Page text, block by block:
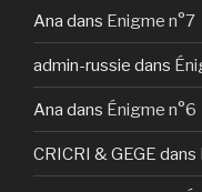
Ana dans Enigme n°7
admin-russie dans
Ana dans Énigme n°6
CRICRI & GEGE dans